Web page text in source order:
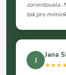
zorientovala.
tak pro
J
Jana